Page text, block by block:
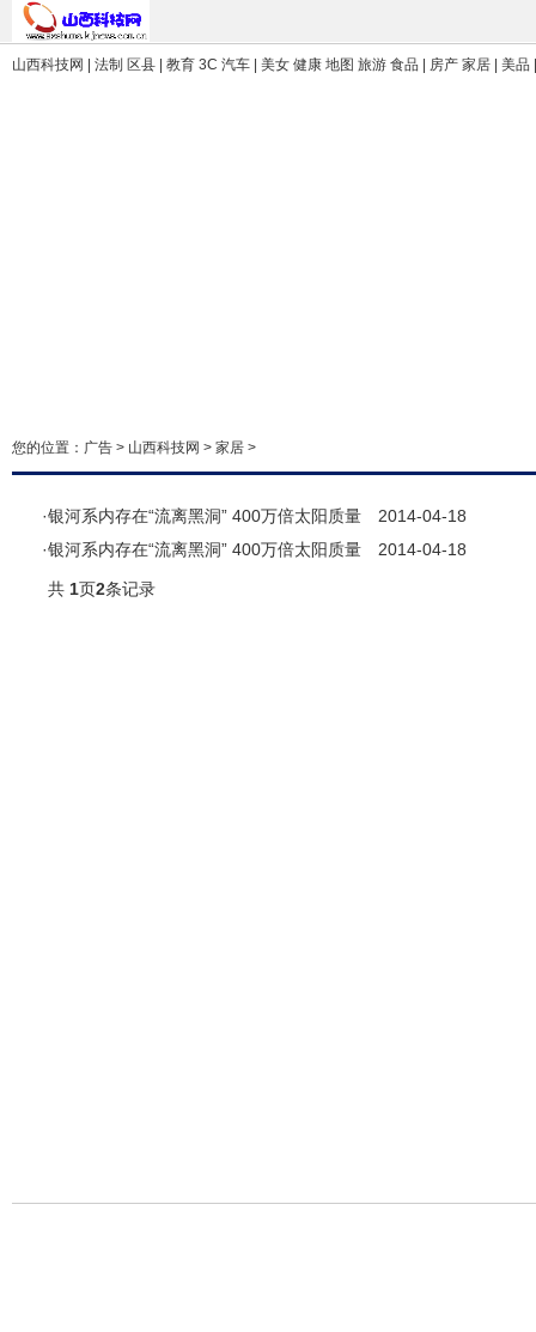
山西科技网 | 法制 区县 | 教育 3C 汽车 | 美女 健康 地图 旅游 食品 | 房产 家居 | 美品
您的位置： 广告 > 山西科技网 > 家居 >
·银河系内存在“流离黑洞” 400万倍太阳质量 2014-04-18
·银河系内存在“流离黑洞” 400万倍太阳质量 2014-04-18
共 1页2条记录